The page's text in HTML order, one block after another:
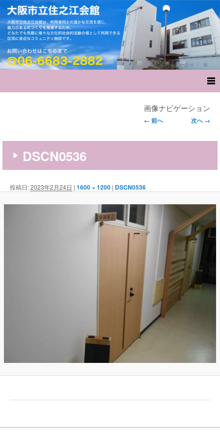
画像ナビゲーション
← 前へ 次へ →
DSCN0536
投稿日:2023年2月24日 | 1600 × 1200 | DSCN0536